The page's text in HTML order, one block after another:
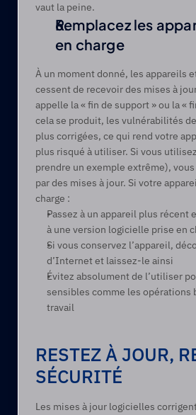
vaut la peine.
Remplacez les
en charge
À un moment donné, les appareils
cessent de recevoir des mises à
appelle la « fin de support » ou la «
cela se produit, les vulnérabilités
plus corrigées, ce qui rend votre
plus risqué à utiliser. Si vous
prendre un exemple extrême), vous
par des mises à jour. Si votre
charge :
Passez à un appareil plus récent
à une version logicielle prise en
Si vous conservez l’appareil,
d’Internet et laissez-le ainsi
Évitez absolument de l’utiliser
sensibles comme les opérations
travail
RESTEZ À JOUR,
SÉCURITÉ
Les mises à jour logicielles